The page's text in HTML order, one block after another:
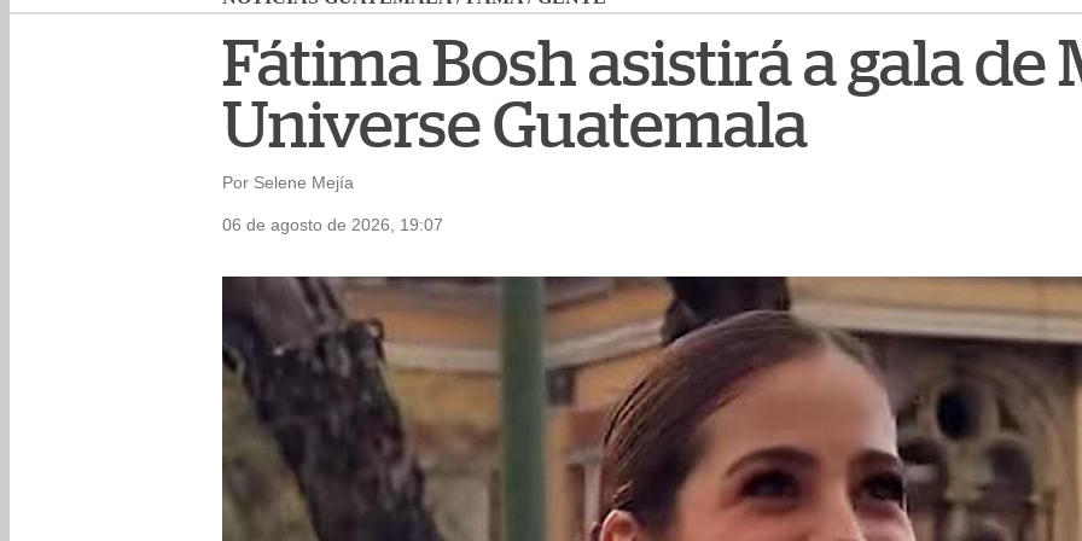
Fátima Bosh asistirá a gala de
Universe Guatemala
Por Selene Mejía
06 de agosto de 2026, 19:07